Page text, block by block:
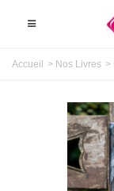
Accueil > Nos Livres >